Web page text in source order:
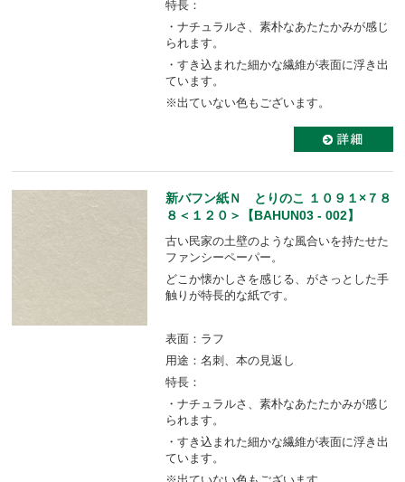
特長：
・ナチュラルさ、素朴なあたたかみが感じ
られます。
・すき込まれた細かな繊維が表面に浮き出
ています。
※出ていない色もございます。
新バフン紙Ｎ とりのこ １０９１×７８
８＜１２０＞【BAHUN03 - 002】
古い民家の土壁のような風合いを持たせた
ファンシーペーパー。
どこか懐かしさを感じる、がさっとした手
触りが特長的な紙です。
表面：ラフ
用途：名刺、本の見返し
特長：
・ナチュラルさ、素朴なあたたかみが感じ
られます。
・すき込まれた細かな繊維が表面に浮き出
ています。